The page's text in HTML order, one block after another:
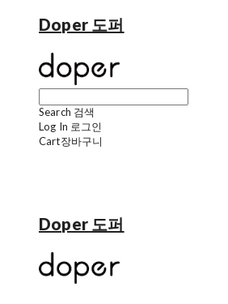
Doper 도퍼
Search 검색
Log In 로그인
Cart장바구니
Doper 도퍼